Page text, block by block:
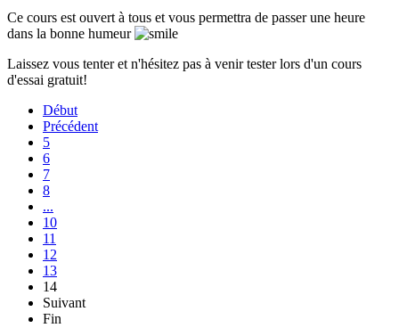
Ce cours est ouvert à tous et vous permettra de passer une heure
dans la bonne humeur
Laissez vous tenter et n'hésitez pas à venir tester lors d'un cours
d'essai gratuit!
Début
Précédent
5
6
7
8
...
10
11
12
13
14
Suivant
Fin